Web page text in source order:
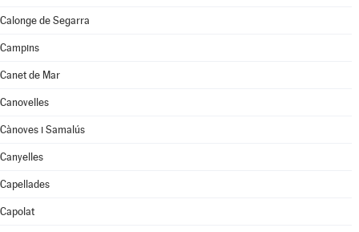
Calonge de Segarra
Campins
Canet de Mar
Canovelles
Cànoves i Samalús
Canyelles
Capellades
Capolat